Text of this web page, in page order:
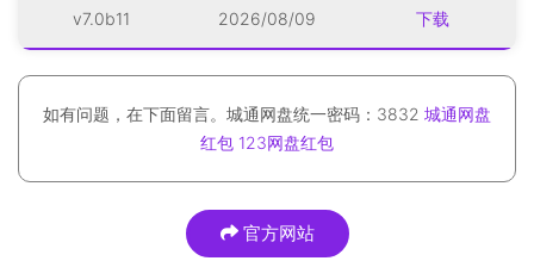
v7.0b11 2026/08/09 下载
如有问题，在下面留言。城通网盘统一密码：3832 城通网盘
红包 123网盘红包
官方网站